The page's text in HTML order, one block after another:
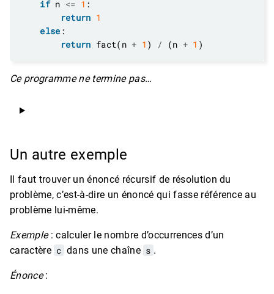
if n <= 1
return 1
else
return fact(n + 1 ) / (n + 1
Ce programme ne termine pas…
Un autre exemple
Il faut trouver un énoncé récursif de résolution du
problème, c’est-à-dire un énoncé qui fasse référence au
problème lui-même.
Exemple: calculer le nombre d’occurrences d’un
caractère c dans une chaîne s .
Énonce: